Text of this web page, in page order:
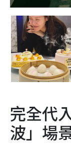
完全代
波」場